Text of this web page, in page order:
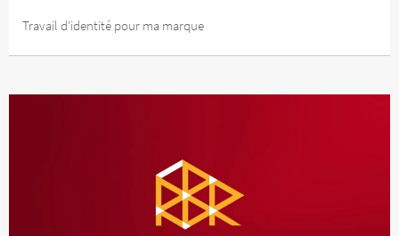
Travail d’identité pour ma marque